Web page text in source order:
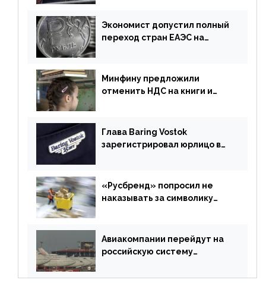
Экономист допустил полный
переход стран ЕАЭС на
Минфину предложили
отменить НДС на книги и
Глава Baring Vostok
зарегистрировал юрлицо в
«Русбренд» попросил не
наказывать за символику
Авиакомпании перейдут на
российскую систему